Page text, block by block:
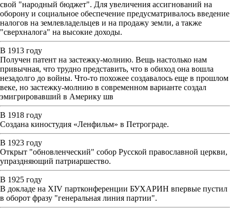
свой "народный бюджет". Для увеличения ассигнований на
оборону и социальное обеспечение предусматривалось введение
налогов на землевладельцев и на продажу земли, а также
"сверхналога" на высокие доходы.
В 1913 году
Получен патент на застежку-молнию. Вещь настолько нам
привычная, что трудно представить, что в обиход она вошла
незадолго до войны. Что-то похожее создавалось еще в прошлом
веке, но застежку-молнию в современном варианте создал
эмигрировавший в Америку шв
В 1918 году
Создана киностудия «Ленфильм» в Петрограде.
В 1923 году
Открыт "обновленческий" собор Русской православной церкви,
упраздняющий патриаршество.
В 1925 году
В докладе на XIV партконференции БУХАРИН впервые пустил
в оборот фразу "генеральная линия партии".